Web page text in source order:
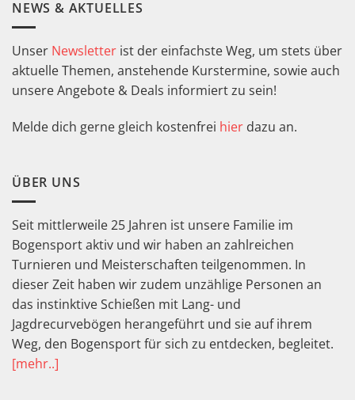
NEWS & AKTUELLES
Unser Newsletter ist der einfachste Weg, um stets über
aktuelle Themen, anstehende Kurstermine, sowie auch
unsere Angebote & Deals informiert zu sein!
Melde dich gerne gleich kostenfrei hier dazu an.
ÜBER UNS
Seit mittlerweile 25 Jahren ist unsere Familie im
Bogensport aktiv und wir haben an zahlreichen
Turnieren und Meisterschaften teilgenommen. In
dieser Zeit haben wir zudem unzählige Personen an
das instinktive Schießen mit Lang- und
Jagdrecurvebögen herangeführt und sie auf ihrem
Weg, den Bogensport für sich zu entdecken, begleitet.
[mehr..]